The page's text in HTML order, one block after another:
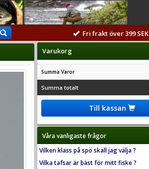
Fri frakt över 399 SEK
Varukorg
Summa Varor
Summa totalt
Till kassan
Våra vanligaste frågor
Vilken klass på spö skall jag välja ?
Vilka tafsar är bäst för mitt fiske ?